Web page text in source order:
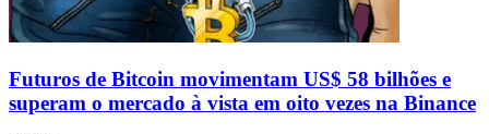
Futuros de Bitcoin movimentam US$ 58 bilhões e
superam o mercado à vista em oito vezes na Binance